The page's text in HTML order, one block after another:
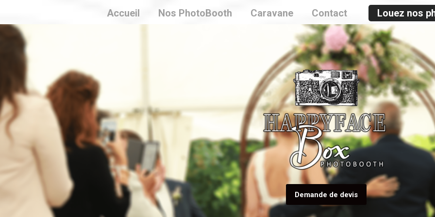
Accueil Nos PhotoBooth Caravane Contact Louez nos
Demande de devis